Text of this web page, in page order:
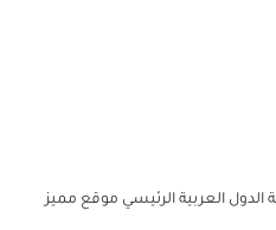
العربية الرئيسي موقع مميز